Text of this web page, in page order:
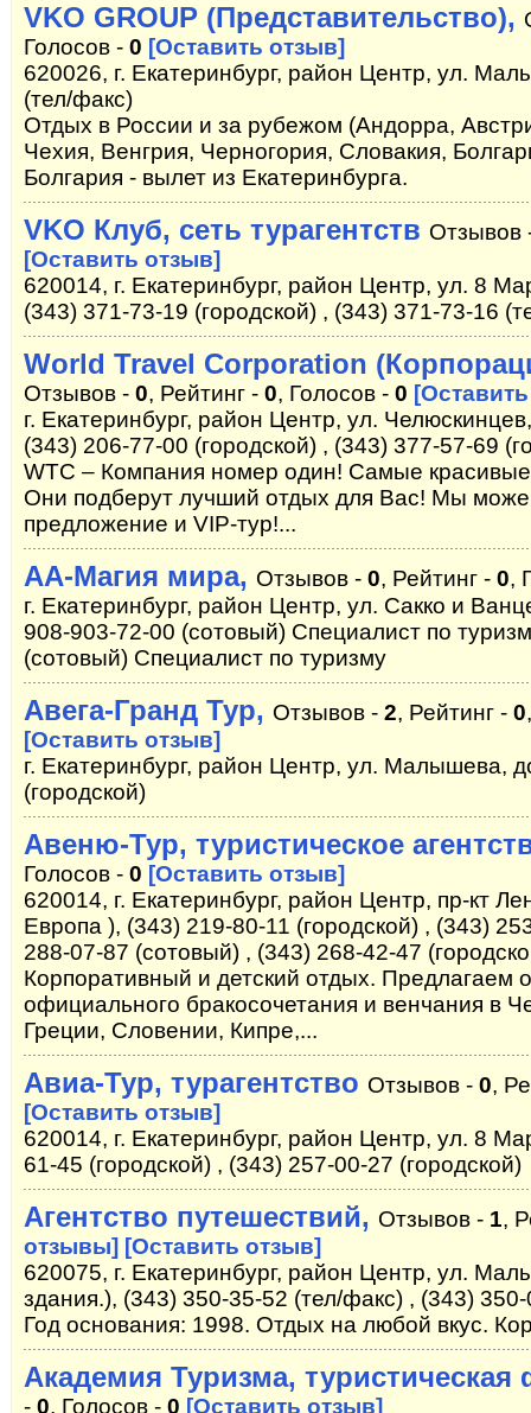
VKO GROUP (Представительство),
Голосов - 0 [Оставить отзыв]
620026, г. Екатеринбург, район Центр, ул.
(тел/факс)
Отдых в России и за рубежом (Андорра,
Чехия, Венгрия, Черногория, Словакия,
Болгария - вылет из Екатеринбурга.
VKO Клуб, сеть турагентств Отзывов
[Оставить отзыв]
620014, г. Екатеринбург, район Центр, ул. 8
(343) 371-73-19 (городской) , (343) 371-73-16
World Travel Corporation
Отзывов - 0, Рейтинг - 0, Голосов - 0
г. Екатеринбург, район Центр, ул.
(343) 206-77-00 (городской) , (343) 377-57-69
WTC – Компания номер один! Самые
Они подберут лучший отдых для Вас! Мы
предложение и VIP-тур!...
АА-Магия мира, Отзывов - 0, Рейтинг - 0,
г. Екатеринбург, район Центр, ул. Сакко и
908-903-72-00 (сотовый) Специалист по
(сотовый) Специалист по туризму
Авега-Гранд Тур, Отзывов - 2, Рейтинг - 0
[Оставить отзыв]
г. Екатеринбург, район Центр, ул. Малышева,
(городской)
Авеню-Тур, туристическое
Голосов - 0 [Оставить отзыв]
620014, г. Екатеринбург, район Центр, пр-кт
Европа ), (343) 219-80-11 (городской) , (343)
288-07-87 (сотовый) , (343) 268-42-47
Корпоративный и детский отдых. Предлагаем
официального бракосочетания и венчания в
Греции, Словении, Кипре,...
Авиа-Тур, турагентство Отзывов - 0,
[Оставить отзыв]
620014, г. Екатеринбург, район Центр, ул. 8
61-45 (городской) , (343) 257-00-27 (городской)
Агентство путешествий, Отзывов - 1,
отзывы] [Оставить отзыв]
620075, г. Екатеринбург, район Центр, ул.
здания.), (343) 350-35-52 (тел/факс) , (343)
Год основания: 1998. Отдых на любой вкус.
Академия Туризма,
- 0, Голосов - 0 [Оставить отзыв]